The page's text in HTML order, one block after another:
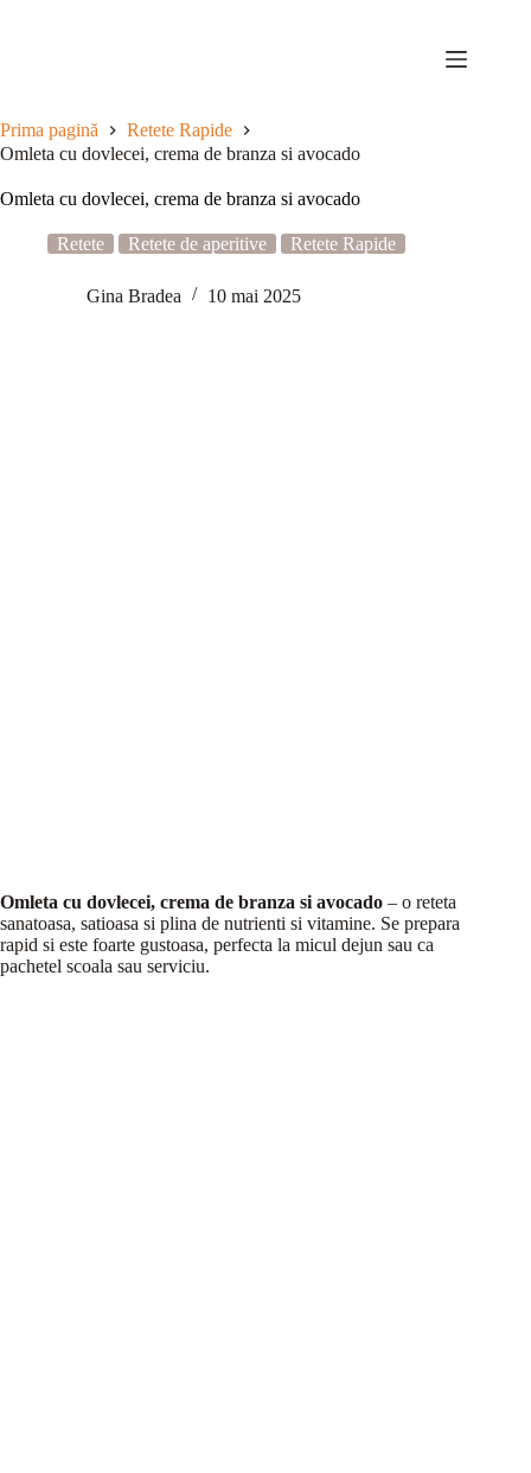
Prima pagină
Retete Rapide
Omleta cu dovlecei, crema de branza si avocado
Omleta cu dovlecei, crema de branza si avocado
Retete Retete de aperitive Retete Rapide
Gina Bradea 10 mai 2025
Omleta cu dovlecei, crema de branza si avocado – o reteta
sanatoasa, satioasa si plina de nutrienti si vitamine. Se prepara
rapid si este foarte gustoasa, perfecta la micul dejun sau ca
pachetel scoala sau serviciu.